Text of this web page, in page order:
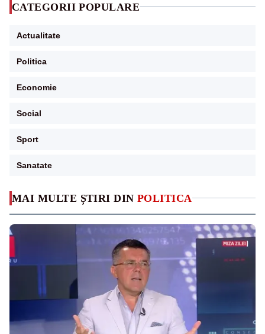
MAI MULTE ȘTIRI DIN POLITICA
CATEGORII POPULARE
Actualitate
Politica
Economie
Social
Sport
Sanatate